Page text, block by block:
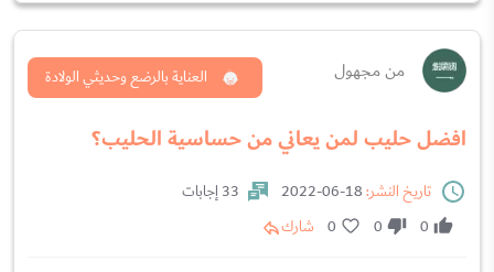
من مجهول
افضل حليب لمن يعاني من حساسية الحليب؟
العناية بالرضع وحديثي الولادة
تاريخ النشر:
33 إجابات
0
0
0 شارك